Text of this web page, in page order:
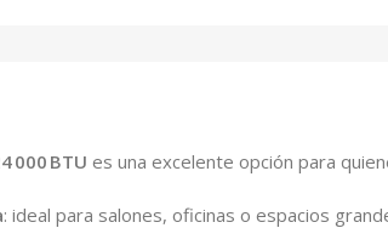
000 BTU es una excelente opción para
: ideal para salones, oficinas o espacios